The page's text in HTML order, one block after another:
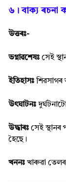
৬। বাক্য ৰচনা
উত্তৰঃ-
ভগ্নাৱশেষঃ সেই
ইতিহাসঃ
উৎঘাটনঃ
উদ্ধাৰঃ সেই
হৈছে।
খননঃ খাৰুৱা